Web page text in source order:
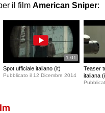
il film American Sniper:
1:01
Spot ufficiale italiano (it)
Pubblicato il 12 Dicembre 2014
Teaser
italiana